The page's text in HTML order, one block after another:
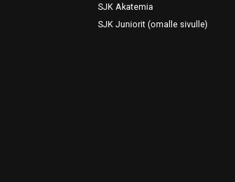
SJK Akatemia
SJK Juniorit (omalle sivulle)